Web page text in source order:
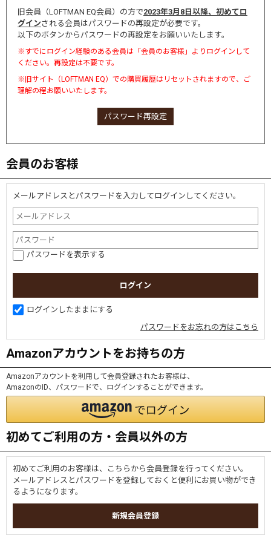
旧会員（LOFTMAN EQ会員）の方で2023年3月8日以降、初めてロ
グインされる会員はパスワードの再設定が必要です。
以下のボタンからパスワードの再設定をお願いいたします。
※すでにログイン経験のある会員は「会員のお客様」よりログインして
ください。再設定は不要です。
※旧サイト（LOFTMAN EQ）での購買履歴はリセットされますので、ご
理解の程お願いいたします。
パスワード再設定
会員のお客様
メールアドレスとパスワードを入力してログインしてください。
パスワードを表示する
ログインしたままにする
パスワードをお忘れの方はこちら
Amazonアカウントをお持ちの方
Amazonアカウントを利用して会員登録されたお客様は、
AmazonのID、パスワードで、ログインすることができます。
初めてご利用の方・会員以外の方
初めてご利用のお客様は、こちらから会員登録を行ってください。
メールアドレスとパスワードを登録しておくと便利にお買い物ができ
るようになります。